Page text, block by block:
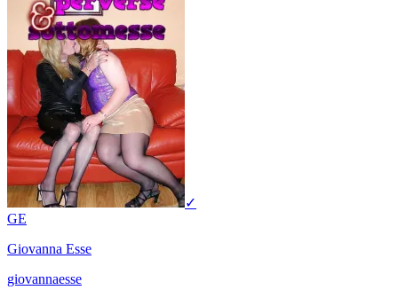
✓
GE
Giovanna Esse
giovannaesse